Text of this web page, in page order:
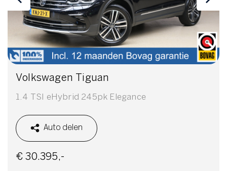
Volkswagen Tiguan
1.4 TSI eHybrid 245pk Elegance
Auto delen
€ 30.395,-